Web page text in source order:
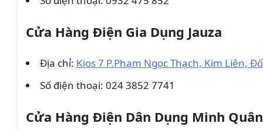
Cửa Hàng Điện Gia Dụng Jauza
Địa chỉ: Kios 7 P.Phạm Ngọc Thạch, Kim Liên,
Số điện thoại: 024 3852 7741
Cửa Hàng Điện Dân Dụng Minh Quân